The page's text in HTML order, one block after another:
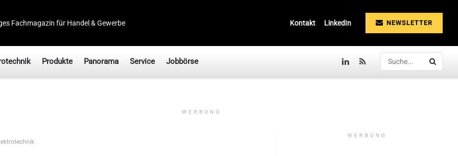
Fachmagazin für Handel & Gewerbe Kontakt LinkedIn NEWSLETTER
Produkte Panorama Service Jobbörse
WERBUNG
WERBUNG